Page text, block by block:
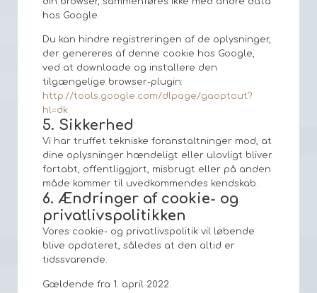
hos Google.
Du kan hindre registreringen af de oplysninger,
der genereres af denne cookie hos Google,
ved at downloade og installere den
tilgængelige browser-plugin:
http://tools.google.com/dlpage/gaoptout?
hl=dk
5. Sikkerhed
Vi har truffet tekniske foranstaltninger mod, at
dine oplysninger hændeligt eller ulovligt bliver
fortabt, offentliggjort, misbrugt eller på anden
måde kommer til uvedkommendes kendskab.
6. Ændringer af cookie- og
privatlivspolitikken
Vores cookie- og privatlivspolitik vil løbende
blive opdateret, således at den altid er
tidssvarende.
Gældende fra 1. april 2022.